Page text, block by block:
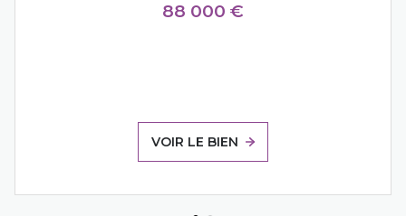
88 000 €
VOIR LE BIEN